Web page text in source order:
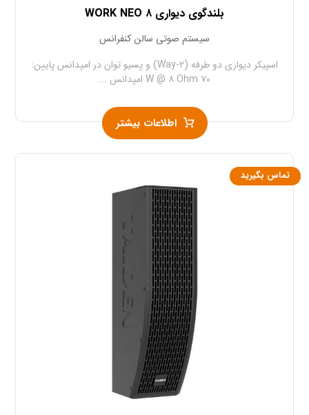
بلندگوی دیواری WORK NEO ۸
سیستم صوتی سالن کنفرانس
اسپیکر دیواری دو طرفه (۲-Way) و پسیو توان در امپدانس پایین:
۷۰ W @ ۸ Ohm امپدانس ...
اطلاعات بیشتر
تماس بگیرید